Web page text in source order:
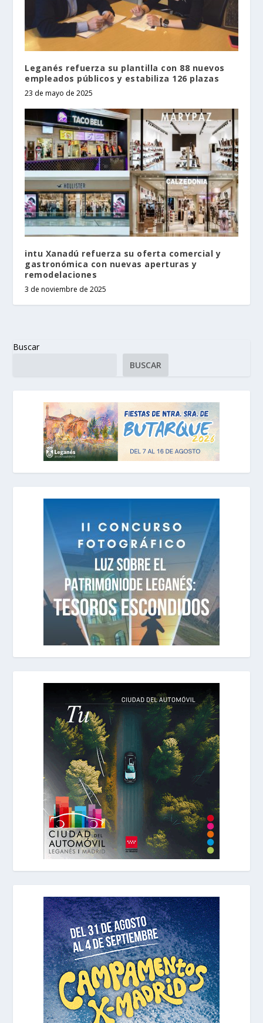
Leganés refuerza su plantilla con 88 nuevos
empleados públicos y estabiliza 126 plazas
23 de mayo de 2025
intu Xanadú refuerza su oferta comercial y
gastronómica con nuevas aperturas y
remodelaciones
3 de noviembre de 2025
Buscar
BUSCAR